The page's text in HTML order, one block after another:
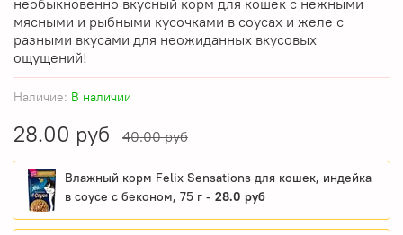
Наличие: В наличии
28.00 руб 40.00 руб
Влажный корм Felix Sensations для кошек, индейка
в соусе с беконом, 75 г - 28.0 руб
мясными и рыбными кусочками в соусах и желе с
разными вкусами для неожиданных вкусовых
ощущений!